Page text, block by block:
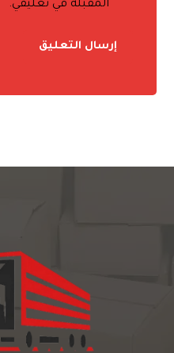
المقبلة في تعليقي.
إرسال التعليق